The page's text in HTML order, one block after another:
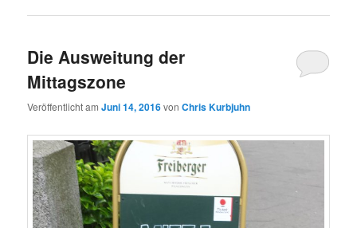
Die Ausweitung der
Mittagszone
Veröffentlicht amJuni 14, 2016vonChris Kurbjuhn